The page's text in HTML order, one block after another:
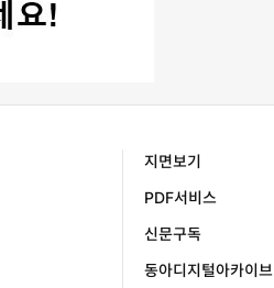
지면보기
PDF서비스
신문구독
동아디지털아카이브